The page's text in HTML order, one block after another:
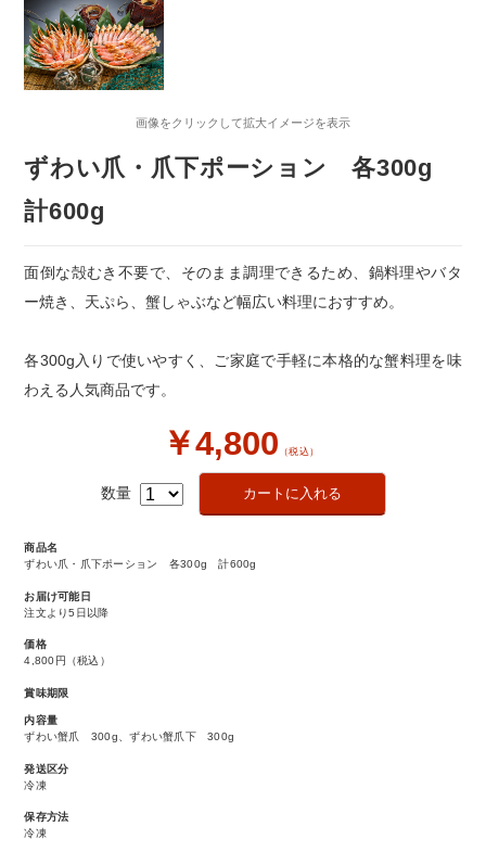
画像をクリックして拡大イメージを表示
ずわい爪・爪下ポーション 各300g
計600g
面倒な殻むき不要で、そのまま調理できるため、鍋料理やバタ
ー焼き、天ぷら、蟹しゃぶなど幅広い料理におすすめ。
各300g入りで使いやすく、ご家庭で手軽に本格的な蟹料理を味
わえる人気商品です。
￥4,800 （税込）
数量
商品名
ずわい爪・爪下ポーション 各300g 計600g
お届け可能日
注文より5日以降
価格
4,800円
（税込）
賞味期限
内容量
ずわい蟹爪 300g、ずわい蟹爪下 300g
発送区分
冷凍
保存方法
冷凍